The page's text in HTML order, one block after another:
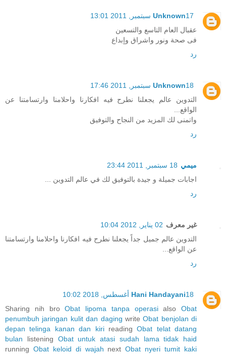
Unknown17 سبتمبر, 2011 13:01
عقبال العام التاسع والتسعين
فى صحة ونور واشراق وإبداع
رد
Unknown18 سبتمبر, 2011 17:46
التدوين عالم يجعلنا نطرح فيه افكارنا واحلامنا وارتسامتنا عن
الواقع...
واتمنى لك المزيد من النجاح والتوفيق
رد
ميمي 18 سبتمبر, 2011 23:44
اجابات جميلة و جيدة بالتوفيق لك في عالم التدوين ...
رد
غير معرف 02 يناير, 2012 10:04
التدوين عالم جميل جداً يجعلنا نطرح فيه افكارنا واحلامنا وارتسامتنا
عن الواقع...
رد
Hani Handayani18 أغسطس, 2018 10:02
Sharing nih broObat lipoma tanpa operasialso Obat
penumbuh jaringan kulit dan daging writeObat benjolan di
depan telinga kanan dan kirireadingObat telat datang
bulan listening Obat untuk atasi sudah lama tidak haid
running Obat keloid di wajah nextObat nyeri tumit kaki